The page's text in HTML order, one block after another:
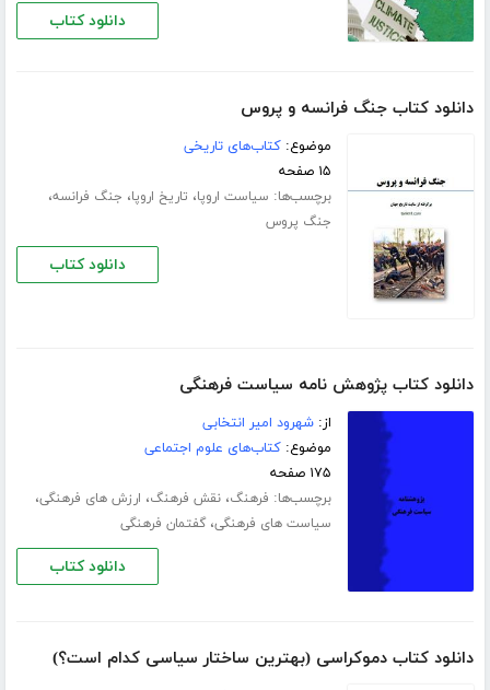
دانلود کتاب
دانلود کتاب جنگ فرانسه و پروس
موضوع:کتاب‌های تاریخی
۱۵ صفحه
برچسب‌ها: سیاست اروپا، تاریخ اروپا، جنگ فرانسه،
جنگ پروس
دانلود کتاب
دانلود کتاب پژوهش نامه سیاست فرهنگی
از:شهرود امیر انتخابی
موضوع:کتاب‌های علوم اجتماعی
۱۷۵ صفحه
برچسب‌ها: فرهنگ،نقش فرهنگ، ارزش های فرهنگی،
سیاست های فرهنگی،گفتمان فرهنگی
دانلود کتاب
دانلود کتاب دموکراسی (بهترین ساختار سیاسی کدام است؟)